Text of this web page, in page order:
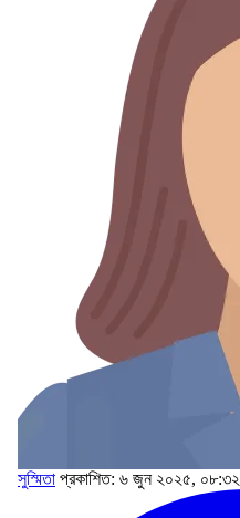
সুস্মিতা প্রকাশিত: ৬ জুন ২০২৫, ০৮:৩২